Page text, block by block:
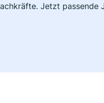
Jetzt